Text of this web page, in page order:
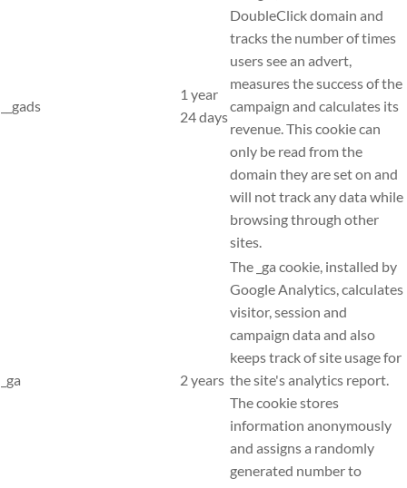
__gads
1 year
24 days
DoubleClick domain and
tracks the number of times
users see an advert,
measures the success of the
campaign and calculates its
revenue. This cookie can
only be read from the
domain they are set on and
will not track any data while
browsing through other
sites.
_ga 2 years
The _ga cookie, installed by
Google Analytics, calculates
visitor, session and
campaign data and also
keeps track of site usage for
the site's analytics report.
The cookie stores
information anonymously
and assigns a randomly
generated number to